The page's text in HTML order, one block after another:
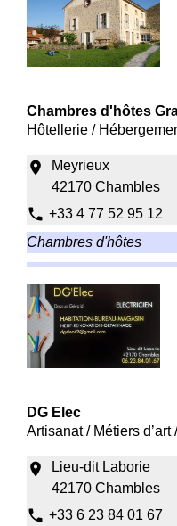
Chambres d'hôtes
Hôtellerie /
location_on
Meyrieux
42170 Chambles
phone +33 4 77 52 95 12
Chambres d'hôtes
DG Elec
Artisanat / Métiers d’art
location_on
Lieu-dit Laborie
42170 Chambles
phone +33 6 23 84 01 67